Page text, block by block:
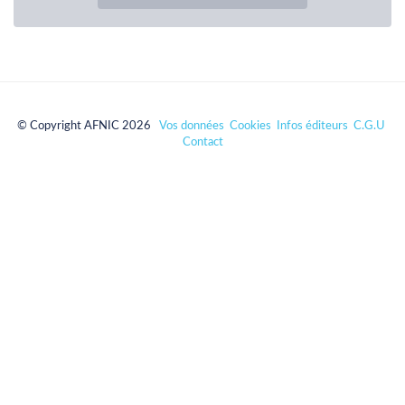
© Copyright AFNIC 2026 Vos données Cookies Infos éditeurs C.G.U
Contact